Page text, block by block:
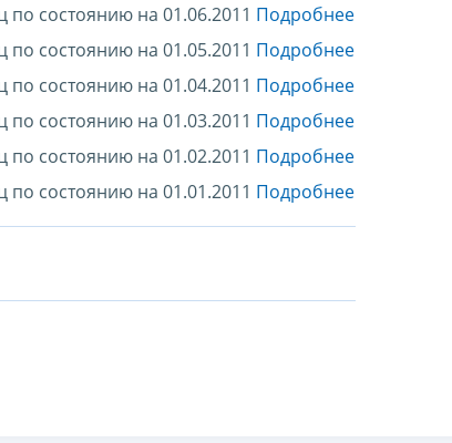
по состоянию на 01.06.2011 Подробнее
по состоянию на 01.05.2011 Подробнее
по состоянию на 01.04.2011 Подробнее
по состоянию на 01.03.2011 Подробнее
по состоянию на 01.02.2011 Подробнее
по состоянию на 01.01.2011 Подробнее